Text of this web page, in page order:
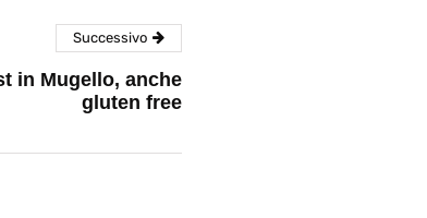
Successivo
in Mugello, anche
gluten free